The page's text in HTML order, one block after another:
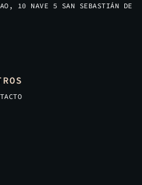
10 NAVE 5 SAN SEBASTIÁN DE